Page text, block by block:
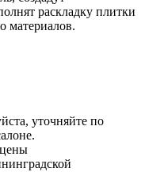
раскладку плитки
материалов.
уточняйте по